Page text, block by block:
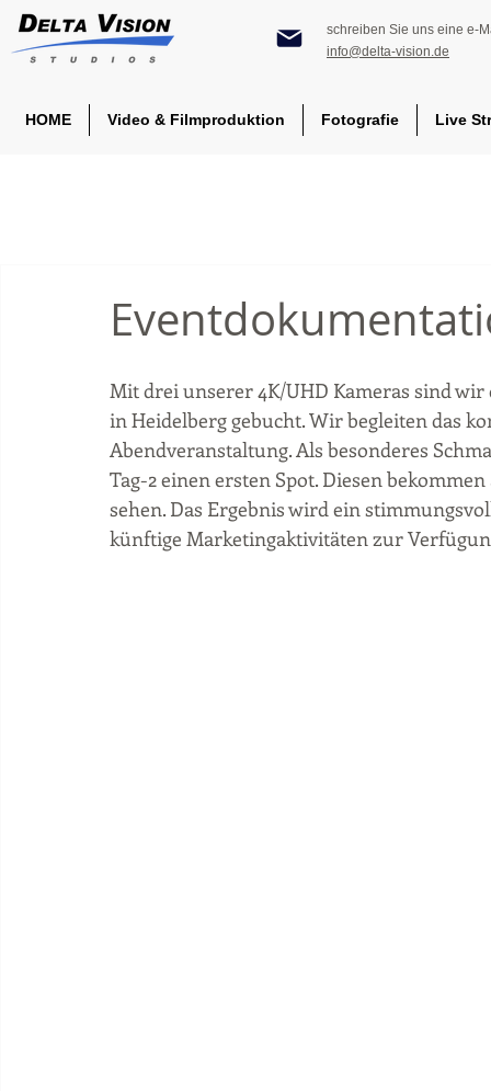
schreiben Sie uns eine e-
info@delta-vision.de
HOME Video & Filmproduktion Fotografie Live
Mit drei unserer 4K/UHD Kameras sind
in Heidelberg gebucht. Wir begleiten das
Abendveranstaltung. Als besonderes
Tag-2 einen ersten Spot. Diesen
sehen. Das Ergebnis wird ein
künftige Marketingaktivitäten zur